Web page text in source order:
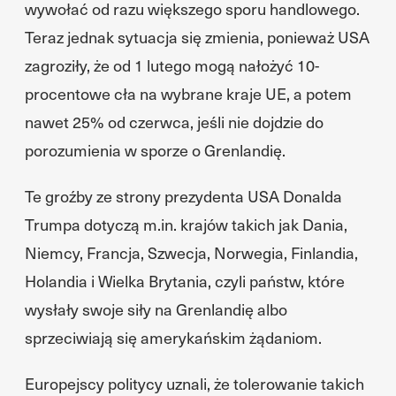
wywołać od razu większego sporu handlowego.
Teraz jednak sytuacja się zmienia, ponieważ USA
zagroziły, że od 1 lutego mogą nałożyć 10-
procentowe cła na wybrane kraje UE, a potem
nawet 25% od czerwca, jeśli nie dojdzie do
porozumienia w sporze o Grenlandię.
Te groźby ze strony prezydenta USA Donalda
Trumpa dotyczą m.in. krajów takich jak Dania,
Niemcy, Francja, Szwecja, Norwegia, Finlandia,
Holandia i Wielka Brytania, czyli państw, które
wysłały swoje siły na Grenlandię albo
sprzeciwiają się amerykańskim żądaniom.
Europejscy politycy uznali, że tolerowanie takich